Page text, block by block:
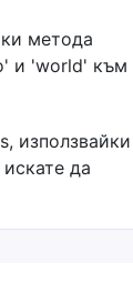
метода
и 'world' към
използвайки
да